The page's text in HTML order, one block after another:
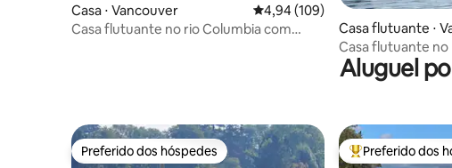
Casa ⋅ Vancouver 4,94 de uma avaliação média de
4,94 (109)
Casa flutuante no rio Columbia com
Casa flutuante ⋅
Casa flutuante
Quartermaster,
Aluguel
Preferido dos hóspedes
Preferido dos hóspedes Entre os
Preferido dos